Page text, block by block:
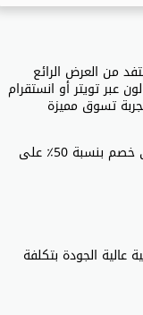
50% على جميع مشترياتك عند استخدام كوبون خصم تشلدرن صالون 2026. استفد من العرض الرائع
تويتر أو انستقرام
تسوق مميزة
يعتبر كوبون خصم تشلدرن صالون 2026 فرصة رائعة للحصول على خصم بنسبة 50٪ على
عالية الجودة بتكلفة